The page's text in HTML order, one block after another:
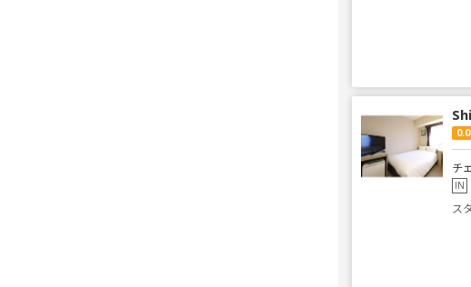
0.0
チ
IN
ス